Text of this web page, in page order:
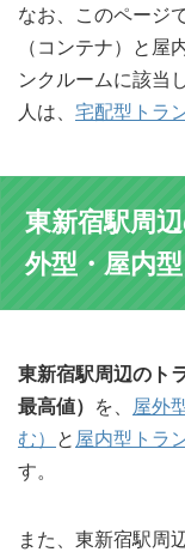
なお、このページ
（コンテナ）と
ンクルームに該当
人は、 宅配型トラ
東新宿駅周
外型・屋内
東新宿駅周辺のト
最高値） を、 屋外
む） と 屋内型トラ
す。
また、東新宿駅周